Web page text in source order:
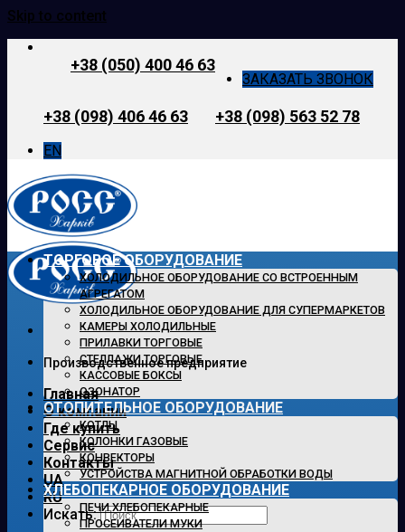
Skip to content
+38 (050) 400 46 63
+38 (098) 406 46 63 +38 (098) 563 52 78
ЗАКАЗАТЬ ЗВОНОК
EN
Производственное предприятие
Главная
О компании
Где купить
Сервис
Контакты
UA
RU
Искать:
ТОРГОВОЕ ОБОРУДОВАНИЕ
ХОЛОДИЛЬНОЕ ОБОРУДОВАНИЕ СО ВСТРОЕННЫМ
АГРЕГАТОМ
ХОЛОДИЛЬНОЕ ОБОРУДОВАНИЕ ДЛЯ СУПЕРМАРКЕТОВ
КАМЕРЫ ХОЛОДИЛЬНЫЕ
ПРИЛАВКИ ТОРГОВЫЕ
СТЕЛЛАЖИ ТОРГОВЫЕ
КАССОВЫЕ БОКСЫ
ОЗОНАТОР
ОТОПИТЕЛЬНОЕ ОБОРУДОВАНИЕ
КОТЛЫ
КОЛОНКИ ГАЗОВЫЕ
КОНВЕКТОРЫ
УСТРОЙСТВА МАГНИТНОЙ ОБРАБОТКИ ВОДЫ
ХЛЕБОПЕКАРНОЕ ОБОРУДОВАНИЕ
ПЕЧИ ХЛЕБОПЕКАРНЫЕ
ПРОСЕИВАТЕЛИ МУКИ